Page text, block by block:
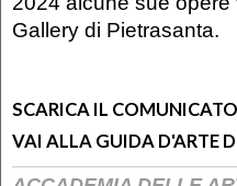
Gallery di Pietrasanta.
SCARICA IL
VAI ALLA GUIDA D'ARTE